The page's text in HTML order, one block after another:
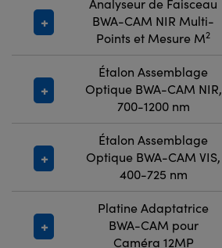
Analyseur de Faisceau
BWA-CAM NIR Multi-
Points et Mesure M2
Étalon Assemblage
Optique BWA-CAM NIR,
700-1200 nm
Étalon Assemblage
Optique BWA-CAM VIS,
400-725 nm
Platine Adaptatrice
BWA-CAM pour
Caméra 12MP